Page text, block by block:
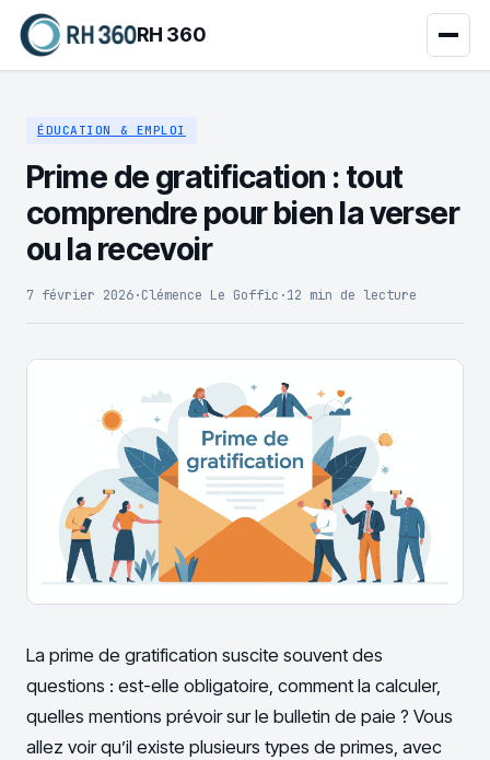
RH 360
ÉDUCATION & EMPLOI
Prime de gratification : tout
comprendre pour bien la verser
ou la recevoir
7 février 2026·Clémence Le Goffic ·12 min de lecture
La prime de gratification suscite souvent des
questions : est-elle obligatoire, comment la calculer,
quelles mentions prévoir sur le bulletin de paie ? Vous
allez voir qu’il existe plusieurs types de primes, avec